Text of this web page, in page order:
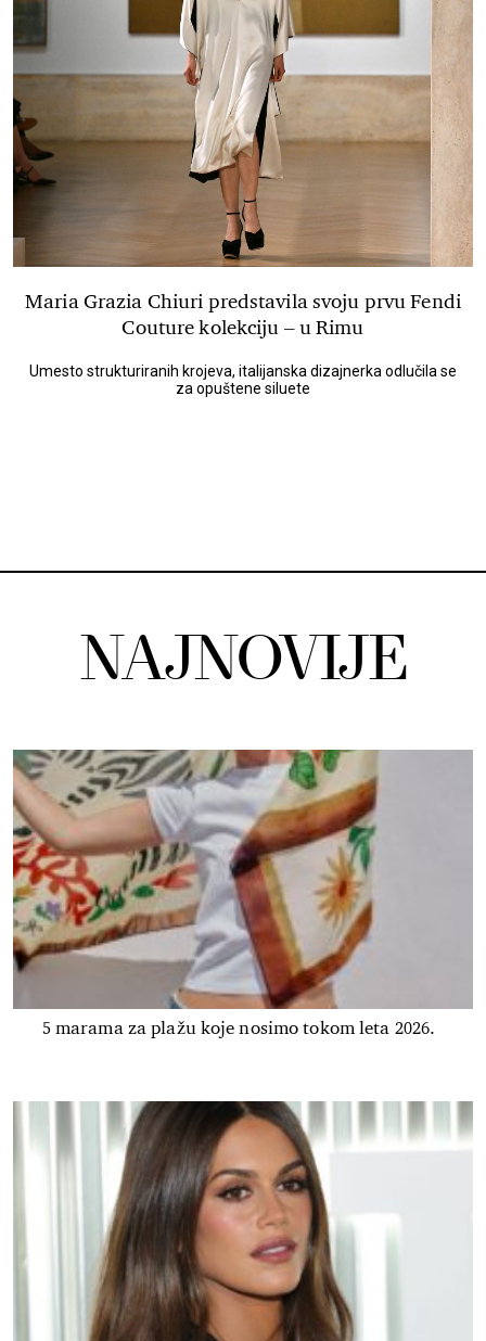
Maria Grazia Chiuri predstavila svoju prvu Fendi
Couture kolekciju – u Rimu
Umesto strukturiranih krojeva, italijanska dizajnerka odlučila se
za opuštene siluete
NAJNOVIJE
5 marama za plažu koje nosimo tokom leta 2026.